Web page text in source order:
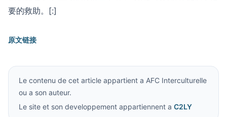
要的救助。[:]
原文链接
Le contenu de cet article appartient a AFC Interculturelle
ou a son auteur.
Le site et son developpement appartiennent a C2LY